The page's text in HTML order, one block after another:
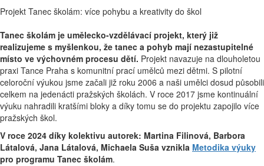
Projekt Tanec školám: více pohybu a kreativity do škol
Tanec školám je umělecko-vzdělávací projekt, který již
realizujeme s myšlenkou, že tanec a pohyb mají nezastupitelné
místo ve výchovném procesu dětí. Projekt navazuje na dlouholetou
praxi Tance Praha s komunitní prací umělců mezi dětmi. S pilotní
celoroční výukou jsme začali již roku 2006 a naši umělci dosud působili
celkem na jedenácti pražských školách. V roce 2017 jsme kontinuální
výuku nahradili kratšími bloky a díky tomu se do projektu zapojilo více
pražských škol.
V roce 2024 díky kolektivu autorek: Martina Filinová, Barbora
Látalová, Jana Látalová, Michaela Suša vznikla Metodika výuky
pro programu Tanec školám.